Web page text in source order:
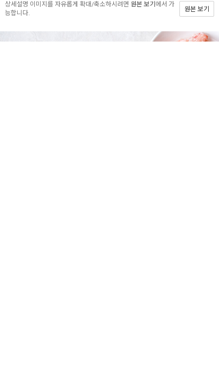
상세설명 이미지를 자유롭게 확대/축소하시려면 원본 보기 에서 가
능합니다.
원본 보기